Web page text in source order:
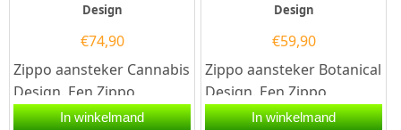
Design
€74,90
Zippo aansteker Cannabis
Design. Een Zippo
aansteker is een
In winkelmand
Design
€59,90
Zippo aansteker Botanical
Design. Een Zippo
aansteker is een
In winkelmand